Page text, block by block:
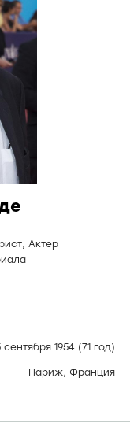
, Актер
сентября 1954 (71 год)
Париж, Франция